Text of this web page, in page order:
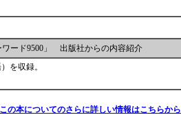
ワード9500」 出版社からの内容紹介
を収録。
この本についてのさらに詳しい情報はこちらから